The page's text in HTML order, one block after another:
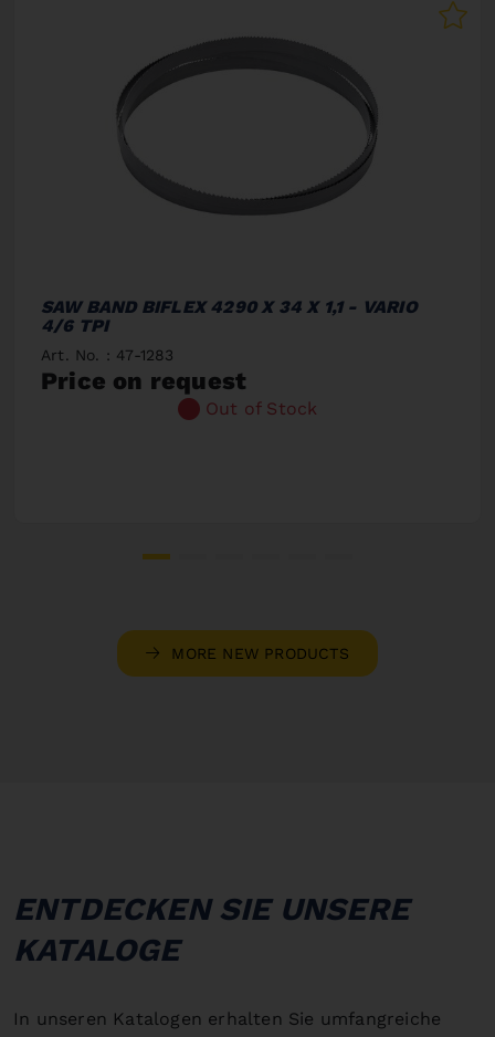
SAW BAND BIFLEX 4290 X 34 X 1,1 - VARIO
4/6 TPI
Art. No. : 47-1283
Price on request
Out of Stock
MORE NEW PRODUCTS
ENTDECKEN SIE UNSERE
KATALOGE
In unseren Katalogen erhalten Sie umfangreiche